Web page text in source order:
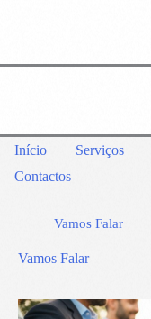
Início Serviços
Contactos
Vamos Falar
Vamos Falar